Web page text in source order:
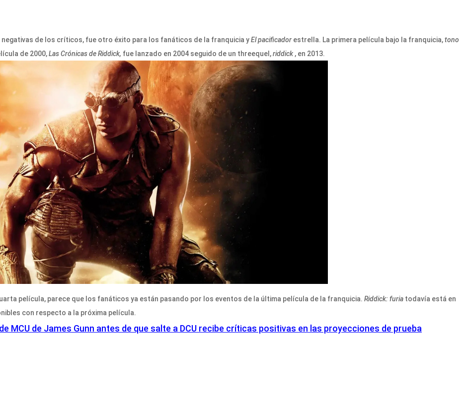
de los críticos, fue otro éxito para los fanáticos de la franquicia yEl pacificador estrella. La primera película bajo la franquicia,tono
de 2000,Las Crónicas de Riddick, fue lanzado en 2004 seguido de un threequel,riddick , en 2013.
película, parece que los fanáticos ya están pasando por los eventos de la última película de la franquicia. Riddick: furia todavía está en
con respecto a la próxima película.
MCU de James Gunn antes de que salte a DCU recibe críticas positivas en las proyecciones de prueba